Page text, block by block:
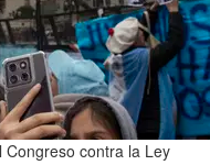
contra la Ley